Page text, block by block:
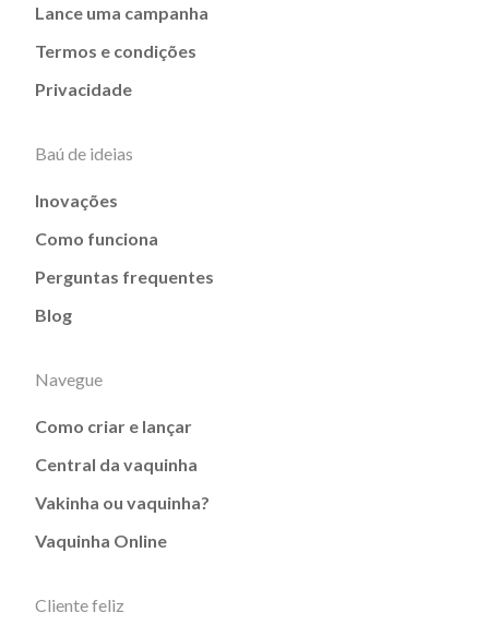
Lance uma campanha
Termos e condições
Privacidade
Baú de ideias
Inovações
Como funciona
Perguntas frequentes
Blog
Navegue
Como criar e lançar
Central da vaquinha
Vakinha ou vaquinha?
Vaquinha Online
Cliente feliz